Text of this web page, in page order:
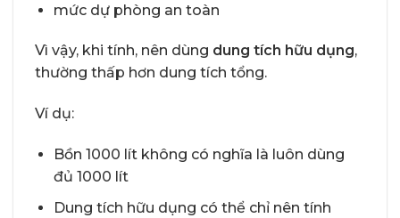
mức dự phòng an toàn
Vì vậy, khi tính, nên dùng dung tích hữu dụng,
thường thấp hơn dung tích tổng.
Ví dụ:
Bồn 1000 lít không có nghĩa là luôn dùng
đủ 1000 lít
Dung tích hữu dụng có thể chỉ nên tính